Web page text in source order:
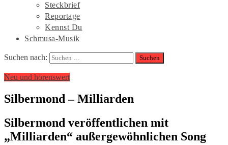
Steckbrief
Reportage
Kennst Du
Schmusa-Musik
Suchen nach:
Neu und hörenswert
Silbermond – Milliarden
Silbermond veröffentlichen mit
„Milliarden“ außergewöhnlichen Song